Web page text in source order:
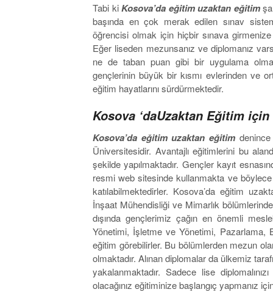
Tabi kiKosova’da eğitim uzaktan eğitim
başında en çok merak edilen sınav
öğrencisi olmak için hiçbir sınava
Eğer liseden mezunsanız ve diplomanız
ne de taban puan gibi bir uygulama
gençlerinin büyük bir kısmı evlerinden ve
eğitim hayatlarını sürdürmektedir.
Kosova ‘daUzaktan Eğitim
Kosova’da eğitim uzaktan eğitim
Üniversitesidir. Avantajlı eğitimlerini bu
şekilde yapılmaktadır. Gençler kayıt
resmi web sitesinde kullanmakta ve
katılabilmektedirler. Kosova’da eğitim
İnşaat Mühendisliği ve Mimarlık
dışında gençlerimiz çağın en önemli
Yönetimi, İşletme ve Yönetimi, Pazarlama,
eğitim görebilirler. Bu bölümlerden mezun
olmaktadır. Alınan diplomalar da ülkemiz
yakalanmaktadır. Sadece lise
olacağınız eğitiminize başlangıç yapmanız